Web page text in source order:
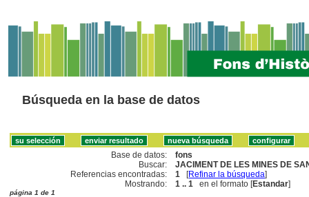
Búsqueda en la base de datos
Base de datos:
fons
Buscar:
JACIMENT DE LES MINES DE
Referencias encontradas:
1 [Refinar la búsqueda]
Mostrando:
1 .. 1 en el formato [Estandar]
página 1 de 1